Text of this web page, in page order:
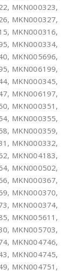
MKN000323,
MKN000327,
MKN000316,
MKN000334,
MKN005696,
MKN006199,
MKN000345,
MKN006197,
MKN000351,
MKN000355,
MKN000359,
MKN000332,
MKN004183,
MKN000502,
MKN000367,
MKN000370,
MKN000374,
MKN005611,
MKN005703,
MKN004746,
MKN004745,
MKN004751,